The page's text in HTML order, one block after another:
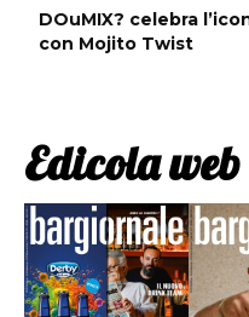
DOuMIX? celebra
con Mojito Twist
Edicola web